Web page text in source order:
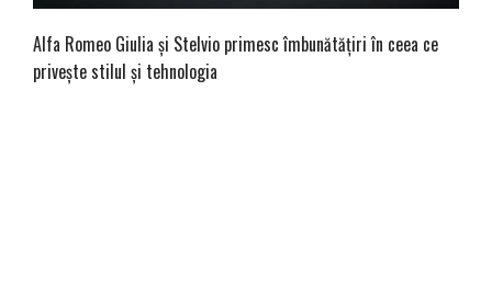
Alfa Romeo Giulia și Stelvio primesc îmbunătățiri în ceea ce
privește stilul și tehnologia